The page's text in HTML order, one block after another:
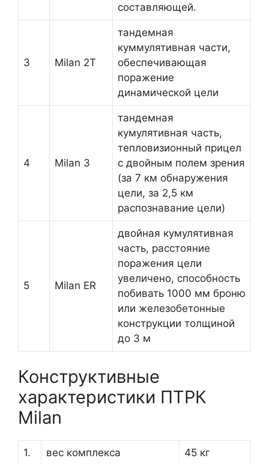
составляющей.
3 Milan 2Т
тандемная
куммулятивная части,
обеспечивающая
поражение
динамической цели
4 Milan 3
тандемная
кумулятивная часть,
тепловизионный прицел
с двойным полем зрения
(за 7 км обнаружения
цели, за 2,5 км
распознавание цели)
5 Milan ER
двойная кумулятивная
часть, расстояние
поражения цели
увеличено, способность
побивать 1000 мм броню
или железобетонные
конструкции толщиной
до 3 м
Конструктивные
характеристики ПТРК
Milan
1. вес комплекса 45 кг